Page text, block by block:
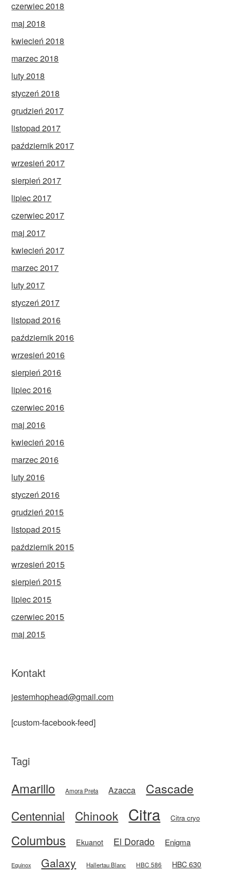
czerwiec 2018
maj 2018
kwiecień 2018
marzec 2018
luty 2018
styczeń 2018
grudzień 2017
listopad 2017
październik 2017
wrzesień 2017
sierpień 2017
lipiec 2017
czerwiec 2017
maj 2017
kwiecień 2017
marzec 2017
luty 2017
styczeń 2017
listopad 2016
październik 2016
wrzesień 2016
sierpień 2016
lipiec 2016
czerwiec 2016
maj 2016
kwiecień 2016
marzec 2016
luty 2016
styczeń 2016
grudzień 2015
listopad 2015
październik 2015
wrzesień 2015
sierpień 2015
lipiec 2015
czerwiec 2015
maj 2015
Kontakt
jestemhophead@gmail.com
[custom-facebook-feed]
Tagi
Amarillo Amora Preta Azacca Cascade
Centennial Chinook Citra Citra cryo
Columbus Ekuanot El Dorado Enigma
Equinox Galaxy Hallertau Blanc HBC 586 HBC 630